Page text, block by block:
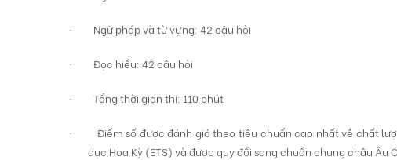
· Ngữ pháp và từ vựng: 42 câu hỏi
· Đọc hiểu: 42 câu hỏi
· Tổng thời gian thi: 110 phút
·
Điểm số được đánh giá theo tiêu chuẩn cao nhất về chất
dục Hoa Kỳ (ETS) và được quy đổi sang chuẩn chung châu Âu